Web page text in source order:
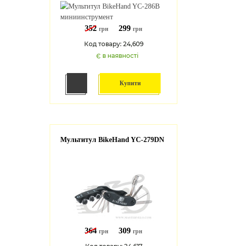
352 грн 299 грн
Код товару: 24,609
Є в наявності
Купити
Мультитул BikeHand YC-279DN
364 грн 309 грн